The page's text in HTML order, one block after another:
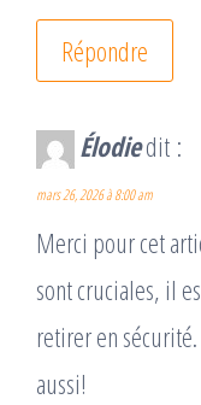
Répondre
Élodiedit :
mars 26, 2026 à 8:00 am
Merci pour cet
sont cruciales, il
retirer en
aussi!